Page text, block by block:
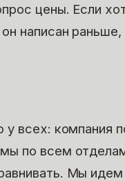
цены. Если
написан
у всех: компания
по всем
Мы идем